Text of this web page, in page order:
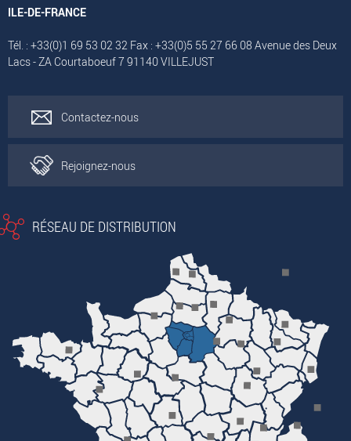
ILE-DE-FRANCE
Tél. : +33(0)1 69 53 02 32 Fax : +33(0)5 55 27 66 08 Avenue des Deux
Lacs - ZA Courtaboeuf 7 91140 VILLEJUST
Contactez-nous
Rejoignez-nous
RÉSEAU DE DISTRIBUTION